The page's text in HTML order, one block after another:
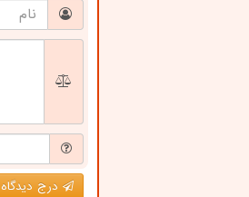
درج دیدگاه